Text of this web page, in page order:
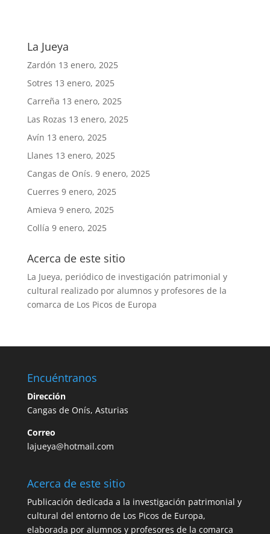
La Jueya
Zardón 13 enero, 2025
Sotres 13 enero, 2025
Carreña 13 enero, 2025
Las Rozas 13 enero, 2025
Avín 13 enero, 2025
Llanes 13 enero, 2025
Cangas de Onís. 9 enero, 2025
Cuerres 9 enero, 2025
Amieva 9 enero, 2025
Collía 9 enero, 2025
Acerca de este sitio
La Jueya, periódico de investigación patrimonial y
cultural realizado por alumnos y profesores de la
comarca de Los Picos de Europa
Encuéntranos
Dirección
Cangas de Onís, Asturias
Correo
lajueya@hotmail.com
Acerca de este sitio
Publicación dedicada a la investigación patrimonial y
cultural del entorno de Los Picos de Europa,
elaborada por alumnos y profesores de la comarca